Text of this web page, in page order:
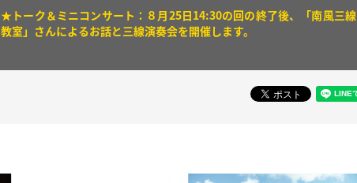
★トーク＆ミニコンサート：８月25日14:30の回の終了後、「南風三線
教室」さんによるお話と三線演奏会を開催します。